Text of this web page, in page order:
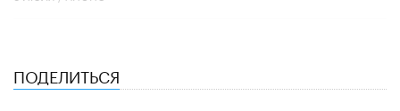
ПОДЕЛИТЬСЯ